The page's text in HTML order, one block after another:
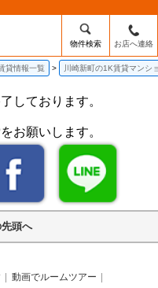
物件検索 お店へ連絡
貸情報一覧 川崎新町の1K賃貸マンシ
しております。
お願いします。
頭へ
動画でルームツアー